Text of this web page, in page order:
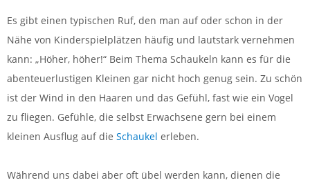
Es gibt einen typischen Ruf, den man auf oder schon in der
Nähe von Kinderspielplätzen häufig und lautstark vernehmen
kann: „Höher, höher!“ Beim Thema Schaukeln kann es für die
abenteuerlustigen Kleinen gar nicht hoch genug sein. Zu schön
ist der Wind in den Haaren und das Gefühl, fast wie ein Vogel
zu fliegen. Gefühle, die selbst Erwachsene gern bei einem
kleinen Ausflug auf die Schaukel erleben.
Während uns dabei aber oft übel werden kann, dienen die